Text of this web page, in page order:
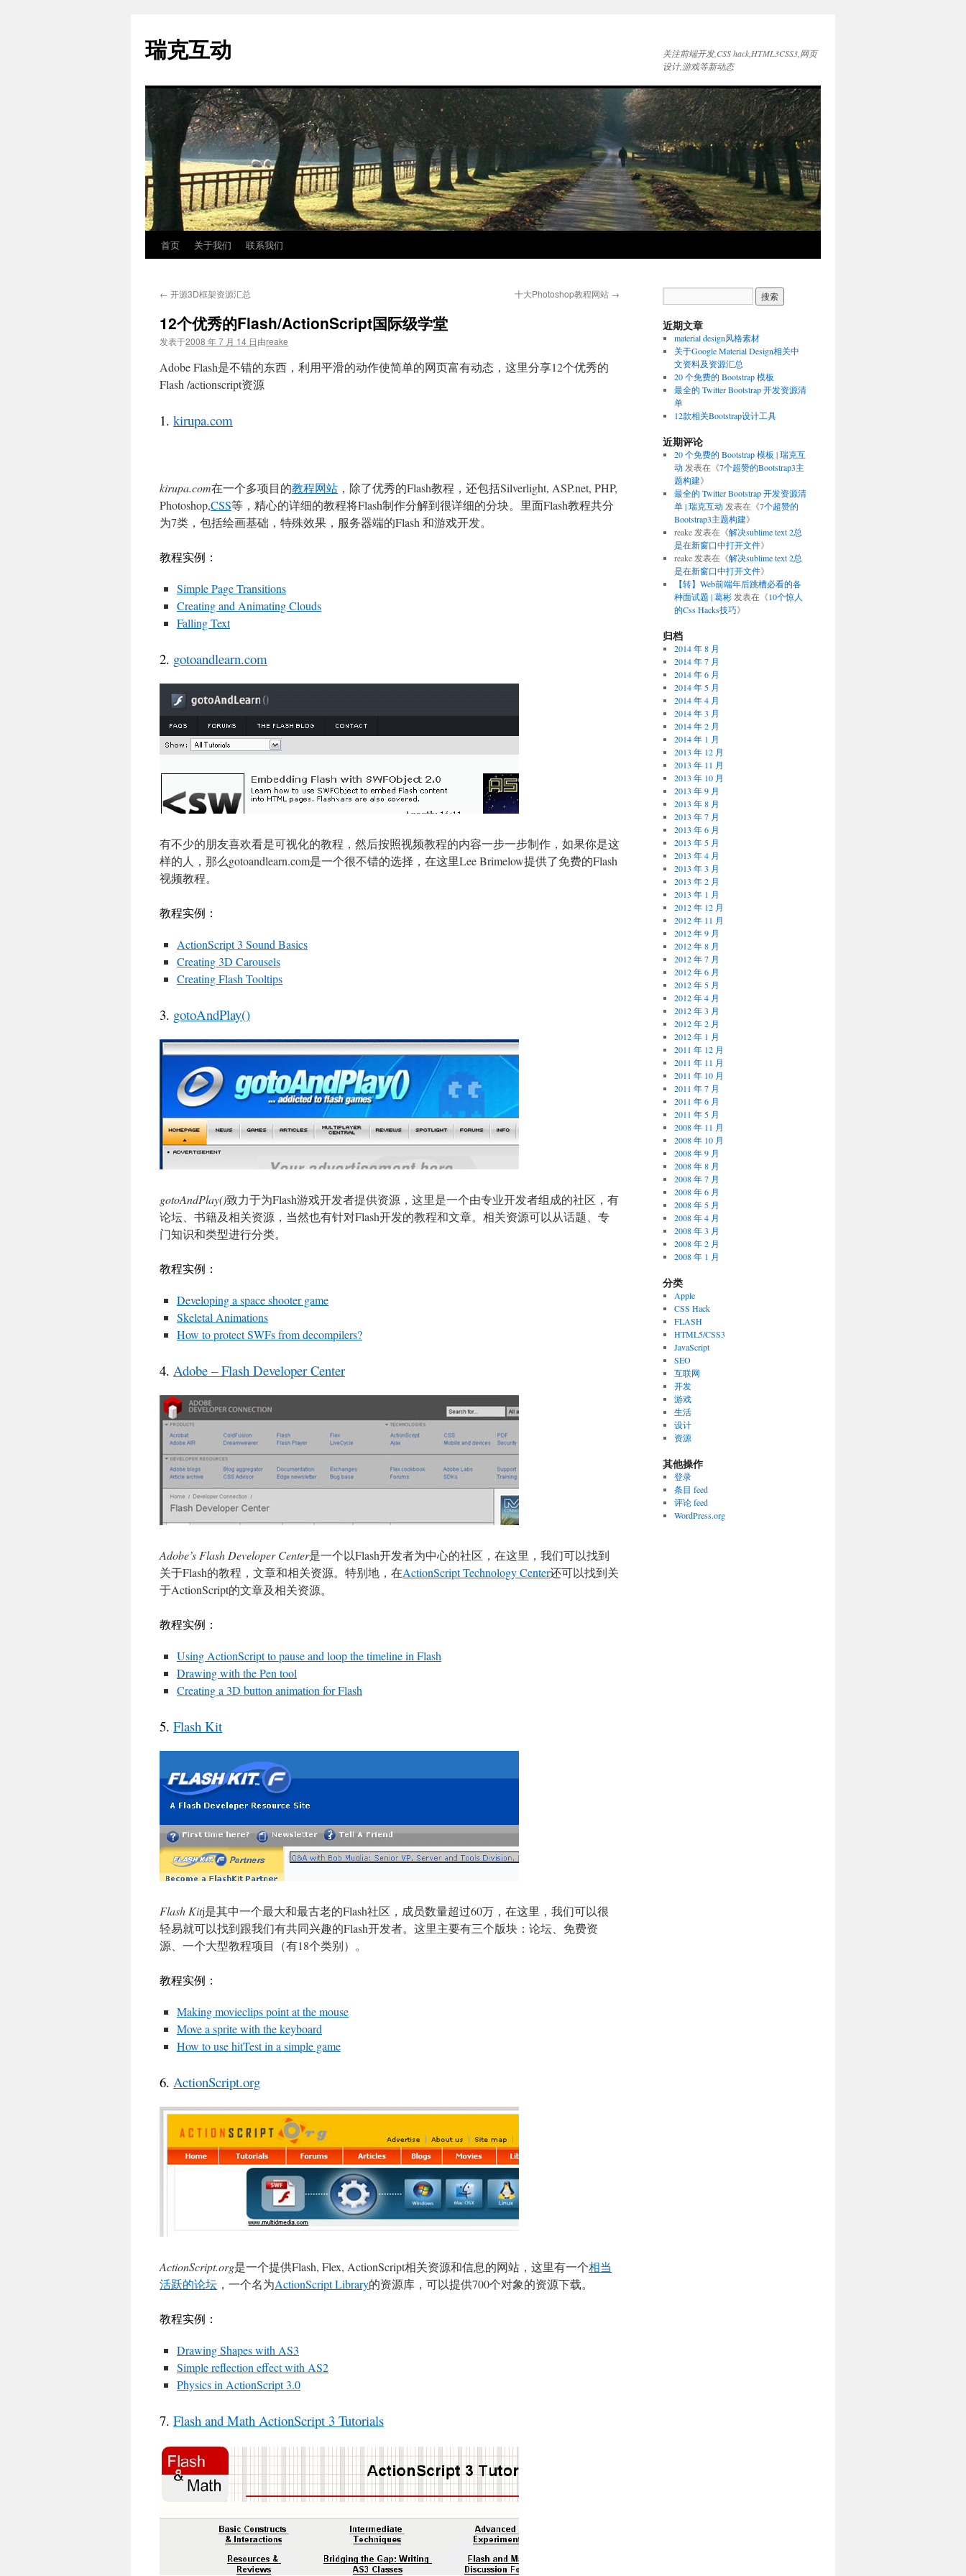
瑞克互动
关注前端开发,CSS hack,HTML3CSS3,网页
设计,游戏等新动态
首页 关于我们 联系我们
← 开源3D框架资源汇总 十大Photoshop教程网站 →
12个优秀的Flash/ActionScript国际级学堂
发表于2008 年 7 月 14 日由reake
Adobe Flash是不错的东西，利用平滑的动作使简单的网页富有动态，这里分享12个优秀的
Flash /actionscript资源
1. kirupa.com
kirupa.com在一个多项目的教程网站 ，除了优秀的Flash教程，还包括Silverlight, ASP.net, PHP,
Photoshop,CSS等，精心的详细的教程将Flash制作分解到很详细的分块。里面Flash教程共分
为7类，包括绘画基础，特殊效果，服务器端的Flash 和游戏开发。
教程实例：
Simple Page Transitions
Creating and Animating Clouds
Falling Text
2. gotoandlearn.com
有不少的朋友喜欢看是可视化的教程，然后按照视频教程的内容一步一步制作，如果你是这
样的人，那么gotoandlearn.com是一个很不错的选择，在这里Lee Brimelow提供了免费的Flash
视频教程。
教程实例：
ActionScript 3 Sound Basics
Creating 3D Carousels
Creating Flash Tooltips
3. gotoAndPlay()
gotoAndPlay()致力于为Flash游戏开发者提供资源，这里是一个由专业开发者组成的社区，有
论坛、书籍及相关资源，当然也有针对Flash开发的教程和文章。相关资源可以从话题、专
门知识和类型进行分类。
教程实例：
Developing a space shooter game
Skeletal Animations
How to protect SWFs from decompilers?
4. Adobe – Flash Developer Center
Adobe’s Flash Developer Center是一个以Flash开发者为中心的社区，在这里，我们可以找到
关于Flash的教程，文章和相关资源。特别地，在ActionScript Technology Center还可以找到关
于ActionScript的文章及相关资源。
教程实例：
Using ActionScript to pause and loop the timeline in Flash
Drawing with the Pen tool
Creating a 3D button animation for Flash
5. Flash Kit
Flash Kitj是其中一个最大和最古老的Flash社区，成员数量超过60万，在这里，我们可以很
轻易就可以找到跟我们有共同兴趣的Flash开发者。这里主要有三个版块：论坛、免费资
源、一个大型教程项目（有18个类别）。
教程实例：
Making movieclips point at the mouse
Move a sprite with the keyboard
How to use hitTest in a simple game
6. ActionScript.org
ActionScript.org是一个提供Flash, Flex, ActionScript相关资源和信息的网站，这里有一个相当
活跃的论坛 ，一个名为ActionScript Library的资源库，可以提供700个对象的资源下载。
教程实例：
Drawing Shapes with AS3
Simple reflection effect with AS2
Physics in ActionScript 3.0
7. Flash and Math ActionScript 3 Tutorials
近期文章
material design风格素材
关于Google Material Design相关中
文资料及资源汇总
20 个免费的 Bootstrap 模板
最全的 Twitter Bootstrap 开发资源清
单
12款相关Bootstrap设计工具
近期评论
20 个免费的 Bootstrap 模板 | 瑞克互
动 发表在《7个超赞的Bootstrap3主
题构建》
最全的 Twitter Bootstrap 开发资源清
单 | 瑞克互动 发表在《7个超赞的
Bootstrap3主题构建》
reake发表在《解决sublime text 2总
是在新窗口中打开文件》
reake发表在《解决sublime text 2总
是在新窗口中打开文件》
【转】Web前端年后跳槽必看的各
种面试题 | 葛彬发表在《10个惊人
的Css Hacks技巧》
归档
2014 年 8 月
2014 年 7 月
2014 年 6 月
2014 年 5 月
2014 年 4 月
2014 年 3 月
2014 年 2 月
2014 年 1 月
2013 年 12 月
2013 年 11 月
2013 年 10 月
2013 年 9 月
2013 年 8 月
2013 年 7 月
2013 年 6 月
2013 年 5 月
2013 年 4 月
2013 年 3 月
2013 年 2 月
2013 年 1 月
2012 年 12 月
2012 年 11 月
2012 年 9 月
2012 年 8 月
2012 年 7 月
2012 年 6 月
2012 年 5 月
2012 年 4 月
2012 年 3 月
2012 年 2 月
2012 年 1 月
2011 年 12 月
2011 年 11 月
2011 年 10 月
2011 年 7 月
2011 年 6 月
2011 年 5 月
2008 年 11 月
2008 年 10 月
2008 年 9 月
2008 年 8 月
2008 年 7 月
2008 年 6 月
2008 年 5 月
2008 年 4 月
2008 年 3 月
2008 年 2 月
2008 年 1 月
分类
Apple
CSS Hack
FLASH
HTML5/CSS3
JavaScript
SEO
互联网
开发
游戏
生活
设计
资源
其他操作
登录
条目 feed
评论 feed
WordPress.org